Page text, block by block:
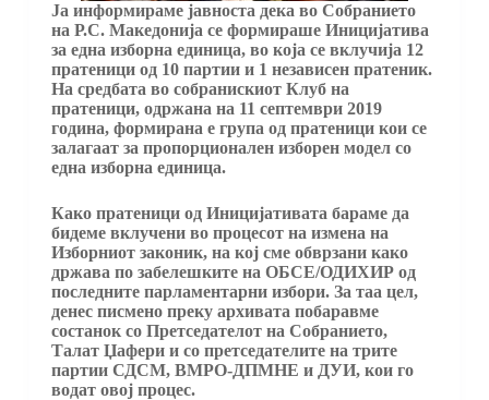
Ја информираме јавноста дека во Собранието
на Р.С. Македонија се формираше Иницијатива
за една изборна единица, во која се вклучија 12
пратеници од 10 партии и 1 независен пратеник.
На средбата во собранискиот Клуб на
пратеници, одржана на 11 септември 2019
година, формирана е група од пратеници кои се
залагаат за пропорционален изборен модел со
една изборна единица.
Како пратеници од Иницијативата бараме да
бидеме вклучени во процесот на измена на
Изборниот законик, на кој сме обврзани како
држава по забелешките на ОБСЕ/ОДИХИР од
последните парламентарни избори. За таа цел,
денес писмено преку архивата побаравме
состанок со Претседателот на Собранието,
Талат Џафери и со претседателите на трите
партии СДСМ, ВМРО-ДПМНЕ и ДУИ, кои го
водат овој процес.